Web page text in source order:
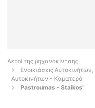
Αετοί της μηχανοκίνησης
Ενοικιάσεις
Αυτοκινήτων - Καματερό
Pastroumas - Staikos"